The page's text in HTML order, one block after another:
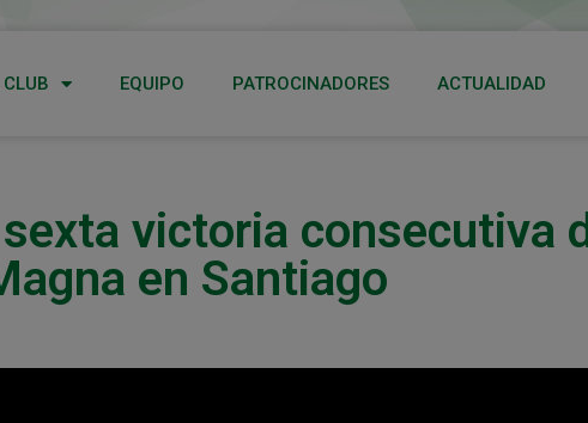
CLUB EQUIPO PATROCINADORES ACTUALIDAD
victoria consecutiva
en Santiago